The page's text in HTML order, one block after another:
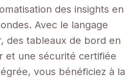
des insights en
Avec le langage
des tableaux de bord en
et une sécurité certifiée
vous bénéficiez à la